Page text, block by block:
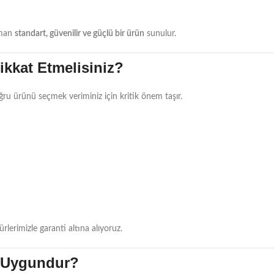
standart, güvenilir ve güçlü bir ürün sunulur.
Etmelisiniz?
ürünü seçmek veriminiz için kritik önem taşır.
garanti altına alıyoruz.